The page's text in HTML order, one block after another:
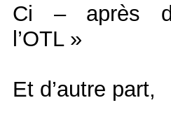
Ci – après
l’OTL »
Et d’autre part,